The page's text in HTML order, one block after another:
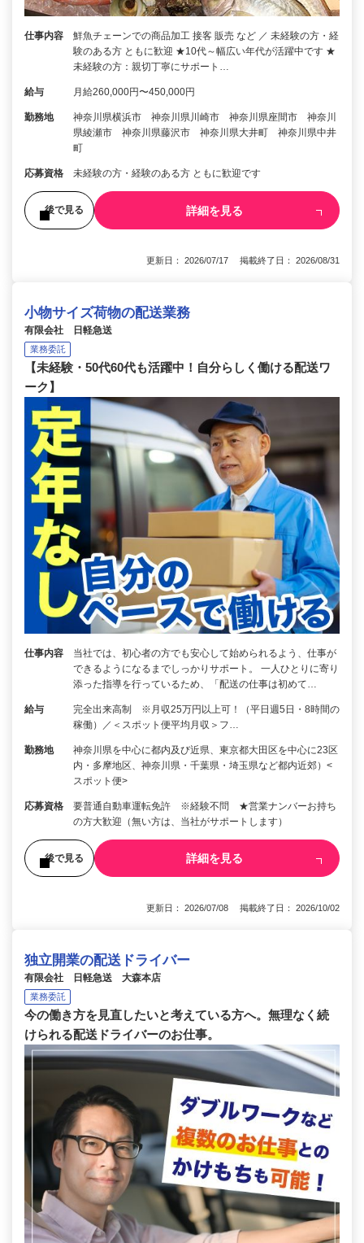
仕事内容
鮮魚チェーンでの商品加工 接客 販売 など ／ 未経験の方・経
験のある方 ともに歓迎 ★10代～幅広い年代が活躍中です ★
未経験の方：親切丁寧にサポート…
給与 月給260,000円〜450,000円
勤務地
神奈川県横浜市 神奈川県川崎市 神奈川県座間市 神奈川
県綾瀬市 神奈川県藤沢市 神奈川県大井町 神奈川県中井
町
応募資格 未経験の方・経験のある方 ともに歓迎です
後で見る 詳細を見る
更新日： 2026/07/17 掲載終了日： 2026/08/31
小物サイズ荷物の配送業務
有限会社 日軽急送
業務委託
【未経験・50代60代も活躍中！自分らしく働ける配送ワ
ーク】
仕事内容
当社では、初心者の方でも安心して始められるよう、仕事が
できるようになるまでしっかりサポート。 一人ひとりに寄り
添った指導を行っているため、「配送の仕事は初めて…
給与
完全出来高制 ※月収25万円以上可！（平日週5日・8時間の
稼働）／＜スポット便平均月収＞フ…
勤務地
神奈川県を中心に都内及び近県、東京都大田区を中心に23区
内・多摩地区、神奈川県・千葉県・埼玉県など都内近郊）<
スポット便>
応募資格
要普通自動車運転免許 ※経験不問 ★営業ナンバーお持ち
の方大歓迎（無い方は、当社がサポートします）
後で見る 詳細を見る
更新日： 2026/07/08 掲載終了日： 2026/10/02
独立開業の配送ドライバー
有限会社 日軽急送 大森本店
業務委託
今の働き方を見直したいと考えている方へ。無理なく続
けられる配送ドライバーのお仕事。